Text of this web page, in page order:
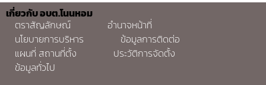
เกี่ยวกับ อบต.โนนหอม
ตราสัญลักษณ์
อำนาจหน้าที่
นโยบายการบริหาร
ข้อมูลการติดต่อ
แผนที่ สถานที่ตั้ง
ประวัติการจัดตั้ง
ข้อมูลทั่วไป